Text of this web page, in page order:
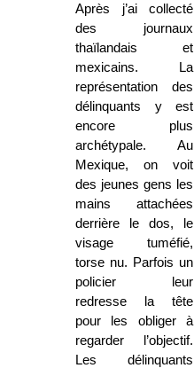
Après j’ai collecté
des journaux
thaïlandais et
mexicains. La
représentation des
délinquants y est
encore plus
archétypale. Au
Mexique, on voit
des jeunes gens les
mains attachées
derrière le dos, le
visage tuméfié,
torse nu. Parfois un
policier leur
redresse la tête
pour les obliger à
regarder l’objectif.
Les délinquants